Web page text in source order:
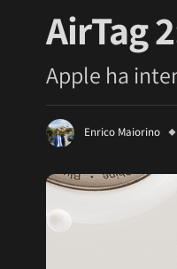
AirTag
Apple ha
Enrico Maiorino